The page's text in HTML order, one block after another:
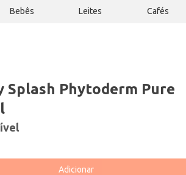
Bebês Leites Cafés
Splash Phytoderm Pure
Adicionar